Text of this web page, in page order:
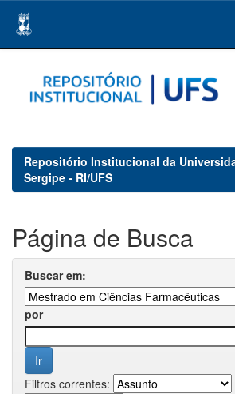
navigation
Repositório Institucional da
Sergipe - RI/UFS
Página de Busca
Buscar em:
por
Filtros correntes: